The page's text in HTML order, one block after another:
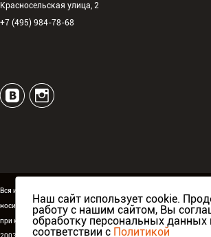
Красносельская улица, 2
+7 (495) 984-78-68
Вся информация, размещённая на сайте espguitars.ru,
носит исключительно информационный характер и ни
при каких условиях не является публичной офертой.
Наш сайт использует cookie.
работу с нашим сайтом, Вы
обработку персональных данных
соответствии с Политикой